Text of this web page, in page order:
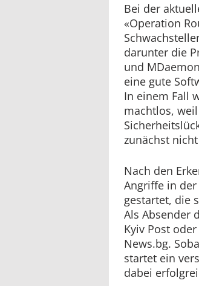
Bei der
«Operation
darunter die
und
eine gute
In einem Fall
machtlos,
zunächst
Nach den
Angriffe in
gestartet, die
Als Absender
Kyiv Post
News.bg.
startet ein
dabei